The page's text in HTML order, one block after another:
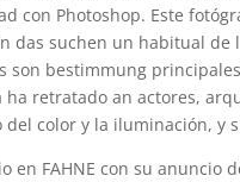
con Photoshop. Este
das suchen un habitual
son bestimmung
ha retratado an actores,
del color y la iluminación,
en FAHNE con su